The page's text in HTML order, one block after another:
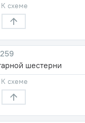
К схеме
шестерни
К схеме